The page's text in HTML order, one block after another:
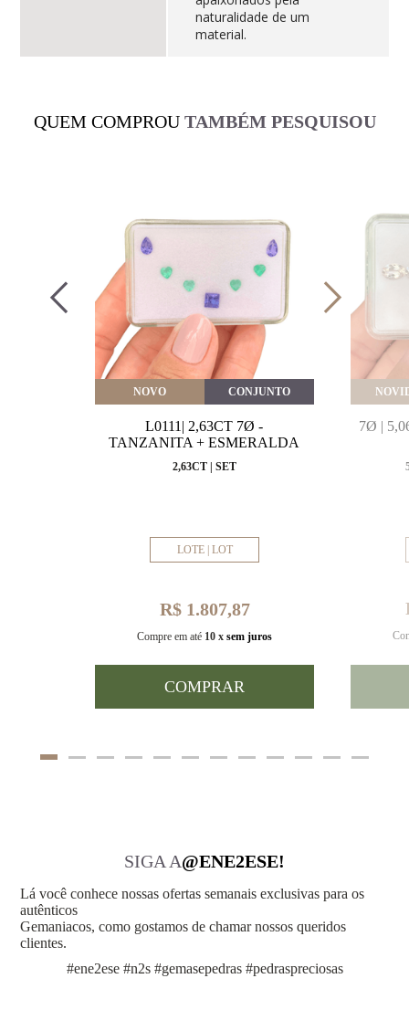
naturalidade de um
material.
QUEM COMPROU TAMBÉM PESQUISOU
NOVO CONJUNTO
L0111| 2,63CT 7Ø -
TANZANITA + ESMERALDA
2,63CT | SET
LOTE | LOT
R$ 1.807,87
Compre em até 10 x sem juros
COMPRAR
7Ø |
SIGA A@ENE2ESE!
Lá você conhece nossas ofertas semanais exclusivas para os
autênticos
Gemaniacos, como gostamos de chamar nossos queridos
clientes.
#ene2ese #n2s #gemasepedras #pedraspreciosas